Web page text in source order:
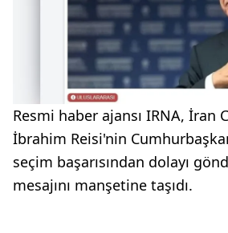
Resmi haber ajansı IRNA, İran
İbrahim Reisi'nin
seçim başarısından dolayı
mesajını manşetine taşıdı.